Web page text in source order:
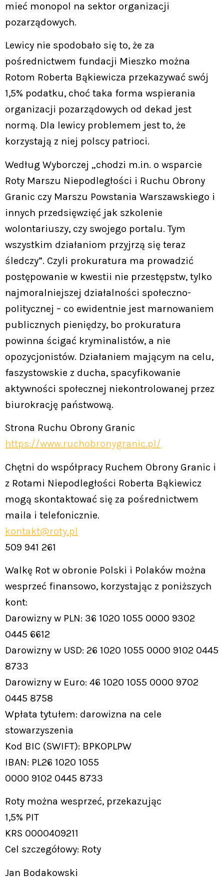
mieć monopol na sektor organizacji
pozarządowych.
Lewicy nie spodobało się to, że za
pośrednictwem fundacji Mieszko można
Rotom Roberta Bąkiewicza przekazywać swój
1,5% podatku, choć taka forma wspierania
organizacji pozarządowych od dekad jest
normą. Dla lewicy problemem jest to, że
korzystają z niej polscy patrioci.
Według Wyborczej „chodzi m.in. o wsparcie
Roty Marszu Niepodległości i Ruchu Obrony
Granic czy Marszu Powstania Warszawskiego i
innych przedsięwzięć jak szkolenie
wolontariuszy, czy swojego portalu. Tym
wszystkim działaniom przyjrzą się teraz
śledczy”. Czyli prokuratura ma prowadzić
postępowanie w kwestii nie przestępstw, tylko
najmoralniejszej działalności społeczno-
politycznej – co ewidentnie jest marnowaniem
publicznych pieniędzy, bo prokuratura
powinna ścigać kryminalistów, a nie
opozycjonistów. Działaniem mającym na celu,
faszystowskie z ducha, spacyfikowanie
aktywności społecznej niekontrolowanej przez
biurokrację państwową.
Strona Ruchu Obrony Granic
https://www.ruchobronygranic.pl/
Chętni do współpracy Ruchem Obrony Granic i
z Rotami Niepodległości Roberta Bąkiewicz
mogą skontaktować się za pośrednictwem
maila i telefonicznie.
kontakt@roty.pl
509 941 261
Walkę Rot w obronie Polski i Polaków można
wesprzeć finansowo, korzystając z poniższych
kont:
Darowizny w PLN: 36 1020 1055 0000 9302
0445 6612
Darowizny w USD: 26 1020 1055 0000 9102 0445
8733
Darowizny w Euro: 46 1020 1055 0000 9702
0445 8758
Wpłata tytułem: darowizna na cele
stowarzyszenia
Kod BIC (SWIFT): BPKOPLPW
IBAN: PL26 1020 1055
0000 9102 0445 8733
Roty można wesprzeć, przekazując
1,5% PIT
KRS 0000409211
Cel szczegółowy: Roty
Jan Bodakowski